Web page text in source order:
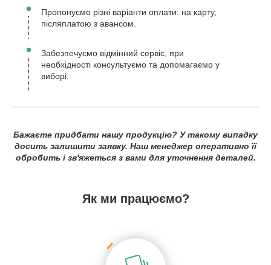
Пропонуємо різні варіанти оплати: на карту,
післяплатою з авансом.
Забезпечуємо відмінний сервіс, при
необхідності консультуємо та допомагаємо у
виборі.
Бажаєте придбати нашу продукцію? У такому випадку
досить залишити заявку. Наш менеджер оперативно її
обробить і зв'яжеться з вами для уточнення деталей.
Як ми працюємо?